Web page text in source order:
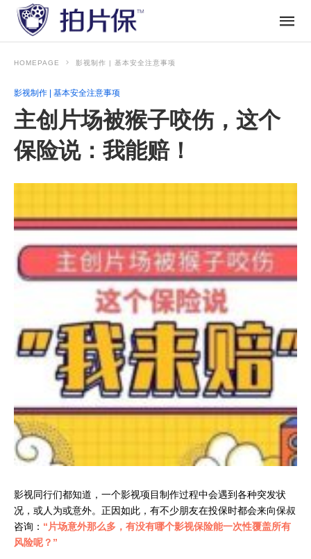
HOMEPAGE 影视制作 | 基本安全注意事项
影视制作 | 基本安全注意事项
主创片场被猴子咬伤，这个
保险说：我能赔！
影视同行们都知道，一个影视项目制作过程中会遇到各种突发状
况，或人为或意外。正因如此，有不少朋友在投保时都会来向保叔
咨询： “片场意外那么多，有没有哪个影视保险能一次性覆盖所有
风险呢？”